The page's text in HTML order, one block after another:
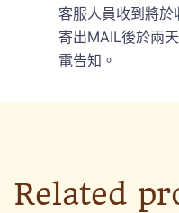
客服人員收到將於
寄出MAIL後於兩
電告知。
Related